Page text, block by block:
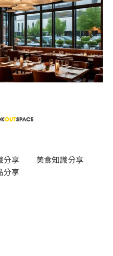
分享
美食知識分享
分享